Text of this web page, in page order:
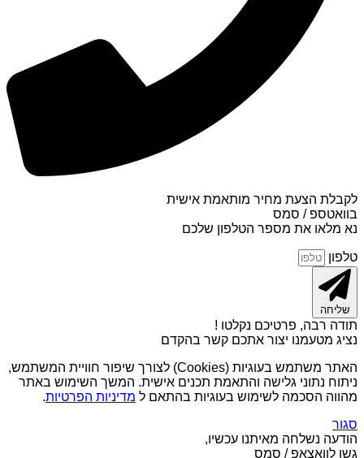
לקבלת הצעת מחיר מותאמת אישית
בוואטספ / סמס
נא מלאו את מספר הטלפון שלכם
טלפון
שליחה
תודה רבה, פרטיכם נקלטו !
נציג מטעמנו יצור אתכם קשר בהקדם
האתר משתמש בעוגיות (Cookies) לצורך שיפור חוויית המשתמש,
ניתוח נתוני גלישה והתאמת תכנים אישית. המשך השימוש באתר
מהווה הסכמה לשימוש בעוגיות בהתאם ל מדיניות הפרטיות.
סגור
הודעה נשלחה מאיתנו עכשיו,
גשו לוואצאפ / סמס